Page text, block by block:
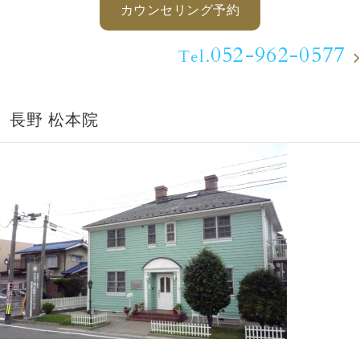
カウンセリング予約
Tel.052-962-0577
長野 松本院